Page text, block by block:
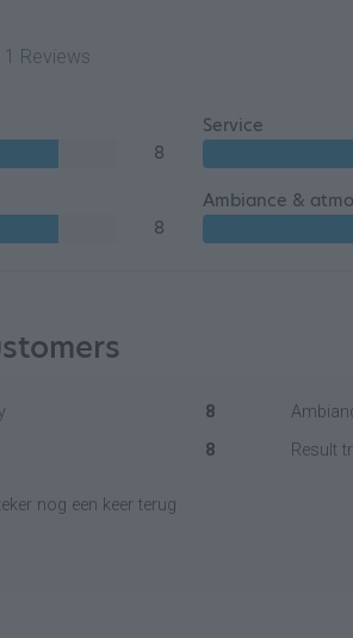
1 Reviews
8
Service
8
Ambiance &
8
8 Result
nog een keer terug